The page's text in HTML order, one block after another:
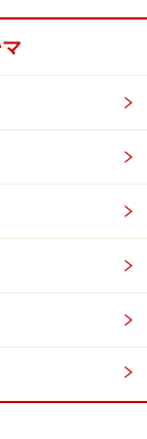
見直せばその
で、とても効
をしつつも、
ご確認くださ